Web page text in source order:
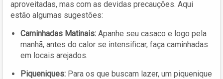
aproveitadas, mas com as devidas precauções. Aqui
estão algumas sugestões:
Caminhadas Matinais: Apanhe seu casaco e logo pela
manhã, antes do calor se intensificar, faça caminhadas
em locais arejados.
Piqueniques: Para os que buscam lazer, um piquenique